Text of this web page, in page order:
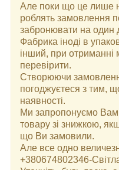
Але поки що це лише
роблять замовлення
забронювати на один
Фабрика іноді в
інший, при
перевірити.
Створюючи
погоджуєтеся з тим,
наявності.
Ми запропонуємо Вам
товару зі знижкою,
що Ви замовили.
Але все одно
+380674802346-